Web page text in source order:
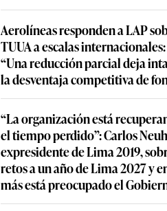
Aerolíneas responden a LAP
TUUA a escalas internacionales:
“Una reducción parcial deja
la desventaja competitiva de
“La organización está
el tiempo perdido”: Carlos
expresidente de Lima 2019,
retos a un año de Lima 2027 y
más está preocupado el